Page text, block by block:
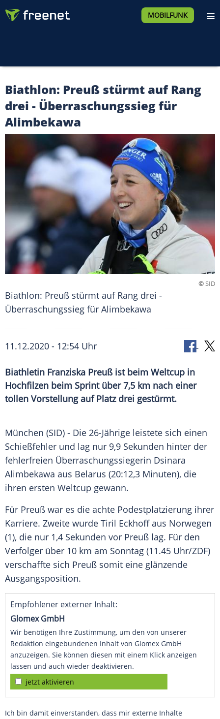
MOBILFUNK
Biathlon: Preuß stürmt auf Rang
drei - Überraschungssieg für
Alimbekawa
©SID
Biathlon: Preuß stürmt auf Rang drei -
Überraschungssieg für Alimbekawa
11.12.2020 - 12:54 Uhr
Biathletin Franziska Preuß ist beim Weltcup in
Hochfilzen beim Sprint über 7,5 km nach einer
tollen Vorstellung auf Platz drei gestürmt.
München (SID) - Die 26-Jährige leistete sich einen
Schießfehler und lag nur 9,9 Sekunden hinter der
fehlerfreien Überraschungssiegerin Dsinara
Alimbekawa aus Belarus (20:12,3 Minuten), die
ihren ersten Weltcup gewann.
Für Preuß war es die achte Podestplatzierung ihrer
Karriere. Zweite wurde Tiril Eckhoffaus Norwegen
(1), die nur 1,4 Sekunden vor Preuß lag. Für den
Verfolger über 10 km am Sonntag (11.45 Uhr/ZDF)
verschaffte sich Preuß somit eine glänzende
Ausgangsposition.
Empfohlener externer Inhalt:
Glomex GmbH
Wir benötigen Ihre Zustimmung, um den von unserer
Redaktion eingebundenen Inhalt von Glomex GmbH
anzuzeigen. Sie können diesen mit einem Klick anzeigen
lassen und auch wieder deaktivieren.
jetzt aktivieren
Ich bin damit einverstanden, dass mir externe Inhalte